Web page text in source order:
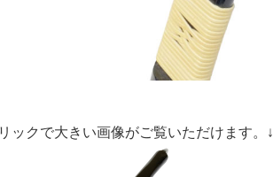
ックで大きい画像がご覧いただけます。↓